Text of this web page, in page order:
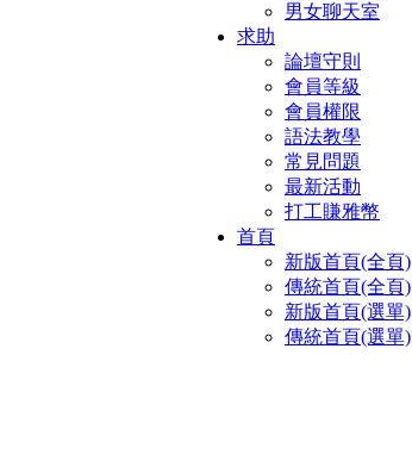
男女聊天室
求助
論壇守則
會員等級
會員權限
語法教學
常見問題
最新活動
打工賺雅幣
首頁
新版首頁(全頁)
傳統首頁(全頁)
新版首頁(選單)
傳統首頁(選單)